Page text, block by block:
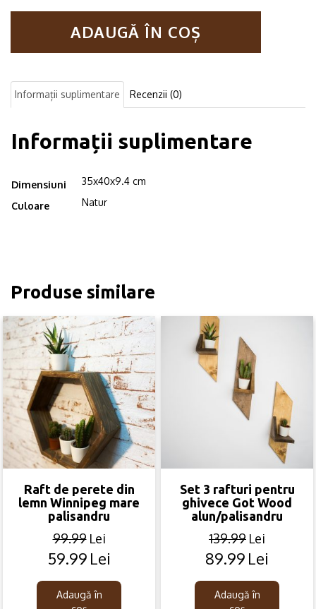
baie
Zagreb,
cm,
natur
ADAUGĂ ÎN COȘ
Informații suplimentare Recenzii (0)
Informații suplimentare
Dimensiuni 35x40x9.4 cm
Culoare Natur
Produse similare
Raft de perete din
lemn Winnipeg mare
palisandru
99.99 Lei
Original
was:
59.99 Lei
Current
is:
Adaugă în
Set 3 rafturi pentru
ghivece Got Wood
alun/palisandru
139.99 Lei
Original
was:
89.99 Lei
Current
is:
Adaugă în